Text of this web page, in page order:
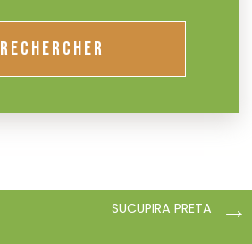
RECHERCHER
SUCUPIRA PRETA